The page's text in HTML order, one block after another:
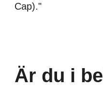
Cap)."
Är du i